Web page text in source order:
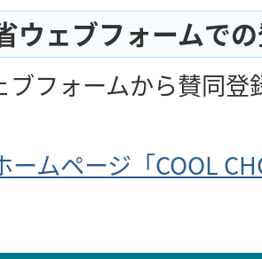
ウェブフォームで
ブフォームから賛同登
ームページ「COOL